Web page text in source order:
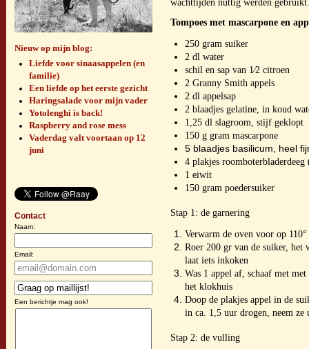
Nieuw op mijn blog:
Liefde voor sinaasappelen (en
familie)
Een liefde op het eerste gezicht
Haringsalade voor mijn vader
Yotolenghi is back!
Raspberry and rose mess
Vaderdag valt voortaan op 12
juni
Contact
Naam:
Email:
Een berichtje mag ook!
wachttijden nuttig werden gebruikt.
Tompoes met mascarpone en
250 gram suiker
2 dl water
schil en sap van 1⁄2 citroen
2 Granny Smith appels
2 dl appelsap
2 blaadjes gelatine, in koud
1,25 dl slagroom, stijf geklopt
150 g gram mascarpone
5 blaadjes basilicum, heel
4 plakjes roomboterbladerdeeg
1 eiwit
150 gram poedersuiker
Stap 1: de garnering
Verwarm de oven voor op 110°
Roer 200 gr van de suiker, het
laat iets inkoken
Was 1 appel af, schaaf met
het klokhuis
Doop de plakjes appel in de
in ca. 1,5 uur drogen, neem
Stap 2: de vulling